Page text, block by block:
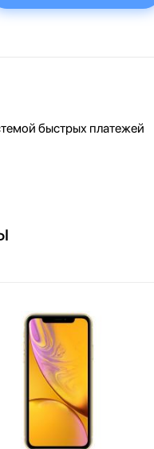
быстрых платежей